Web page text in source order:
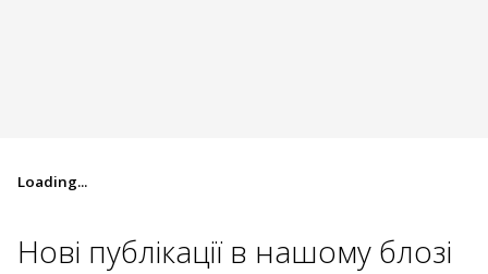
Loading...
Нові публікації в нашому блозі